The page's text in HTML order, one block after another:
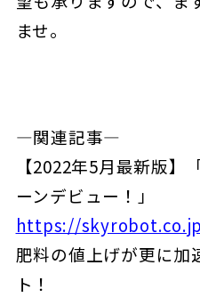
ませ。
―関連記事―
【2022年5月最新版】
ーンデビュー！」
https://
肥料の値上げが更に加
ト！